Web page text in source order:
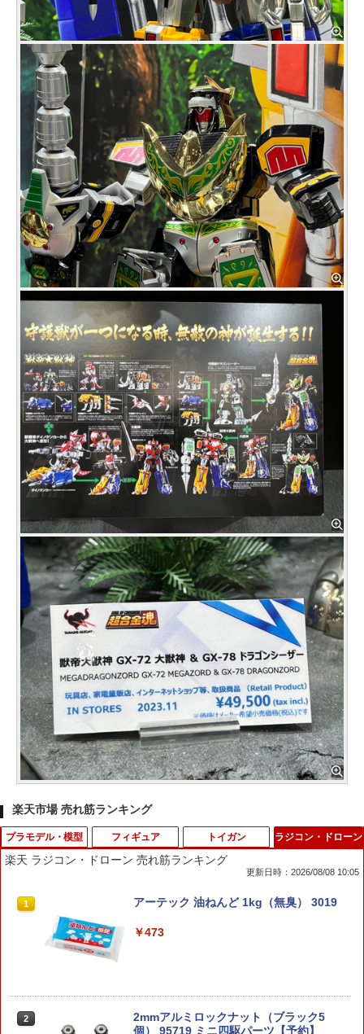
楽天市場 売れ筋ランキング
プラモデル・模型
1
【スーパーセール】ボーイング 737-800
月27日発売SCHABAK/シャバク飛行機 /
フィギュア
1
【当店独自で＋P10倍★要エントリー】
ON!!(エクステンデッド・モビルスー
￥2,420
トイガン
1
Wフック脱落防止 フック新［戦人 senji
リーブドラブ Olive drab 白 ホワイト］
2
【ワケアリ】WoSporT P-MAG型 BBロ
ラジコン・ドローン
楽天 ラジコン・ドローン 売れ筋ランキング
更新日時：2026/08/08 10:05
1 アーテック 油ねんど 1kg（無臭） 3019
￥473
2
2mmアルミロックナット（ブラック5
個） 95719 ミニ四駆パーツ【予約】